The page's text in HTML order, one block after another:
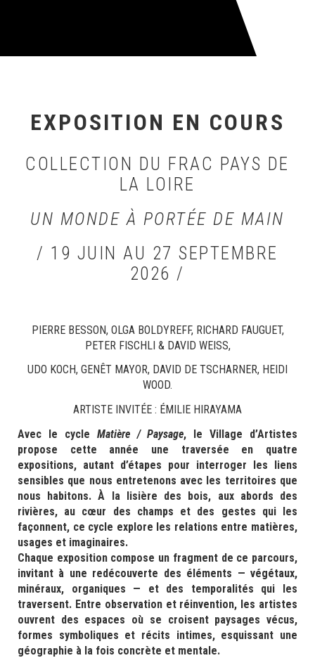
EXPOSITION EN COURS
COLLECTION DU FRAC PAYS DE
LA LOIRE
UN MONDE À PORTÉE DE MAIN
/ 19 JUIN AU 27 SEPTEMBRE
2026 /
PIERRE BESSON, OLGA BOLDYREFF, RICHARD FAUGUET,
PETER FISCHLI & DAVID WEISS,
UDO KOCH, GENÊT MAYOR, DAVID DE TSCHARNER, HEIDI
WOOD.
ARTISTE INVITÉE : ÉMILIE HIRAYAMA
Avec le cycle Matière / Paysage, le Village d’Artistes
propose cette année une traversée en quatre
expositions, autant d’étapes pour interroger les liens
sensibles que nous entretenons avec les territoires que
nous habitons. À la lisière des bois, aux abords des
rivières, au cœur des champs et des gestes qui les
façonnent, ce cycle explore les relations entre matières,
usages et imaginaires.
Chaque exposition compose un fragment de ce parcours,
invitant à une redécouverte des éléments — végétaux,
minéraux, organiques — et des temporalités qui les
traversent. Entre observation et réinvention, les artistes
ouvrent des espaces où se croisent paysages vécus,
formes symboliques et récits intimes, esquissant une
géographie à la fois concrète et mentale.